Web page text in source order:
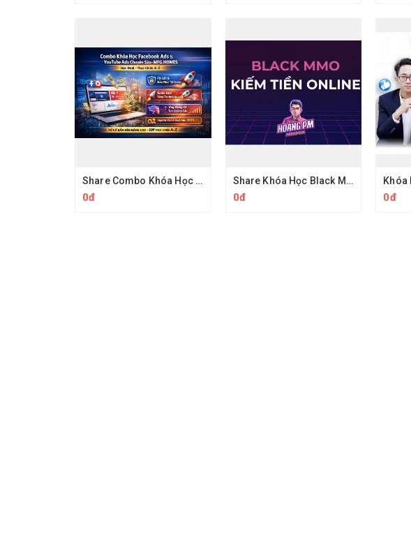
Share Combo Khóa Học Facebook Ads & YouTube Ads Chuyên Sâu
0đ
Share Khóa Học Black MMO PRO Tự Động Hóa Quy Trình Cùng Hoàng PM
0đ 0đ